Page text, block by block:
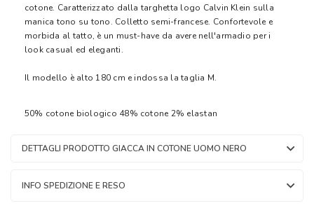
cotone. Caratterizzato dalla targhetta logo Calvin Klein sulla
manica tono su tono. Colletto semi-francese. Confortevole e
morbida al tatto, è un must-have da avere nell'armadio per i
look casual ed eleganti.
Il modello è alto 180 cm e indossa la taglia M.
50% cotone biologico 48% cotone 2% elastan
DETTAGLI PRODOTTO GIACCA IN COTONE UOMO NERO
INFO SPEDIZIONE E RESO